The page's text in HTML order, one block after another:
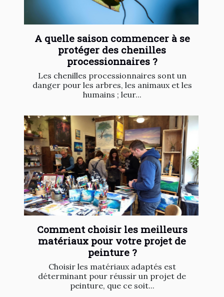
A quelle saison commencer à se
protéger des chenilles
processionnaires ?
Les chenilles processionnaires sont un
danger pour les arbres, les animaux et les
humains ; leur...
Comment choisir les meilleurs
matériaux pour votre projet de
peinture ?
Choisir les matériaux adaptés est
déterminant pour réussir un projet de
peinture, que ce soit...